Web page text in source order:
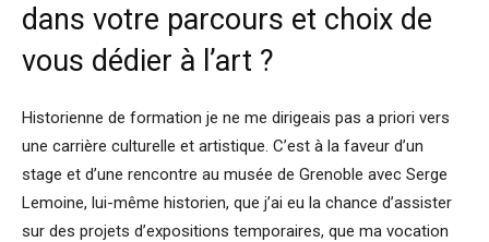
dans votre parcours et choix de
vous dédier à l’art ?
Historienne de formation je ne me dirigeais pas a priori vers
une carrière culturelle et artistique. C’est à la faveur d’un
stage et d’une rencontre au musée de Grenoble avec Serge
Lemoine, lui-même historien, que j’ai eu la chance d’assister
sur des projets d’expositions temporaires, que ma vocation